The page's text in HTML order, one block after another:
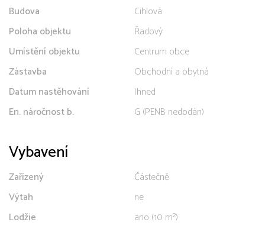
Budova
Cihlová
Poloha objektu
Řadový
Umístění objektu
Centrum obce
Zástavba
Obchodní a obytná
Datum nastěhování
Ihned
En. náročnost b.
G (PENB nedodán)
Vybavení
Zařízený
Částečně
Výtah
ne
Lodžie
ano (10 m²)